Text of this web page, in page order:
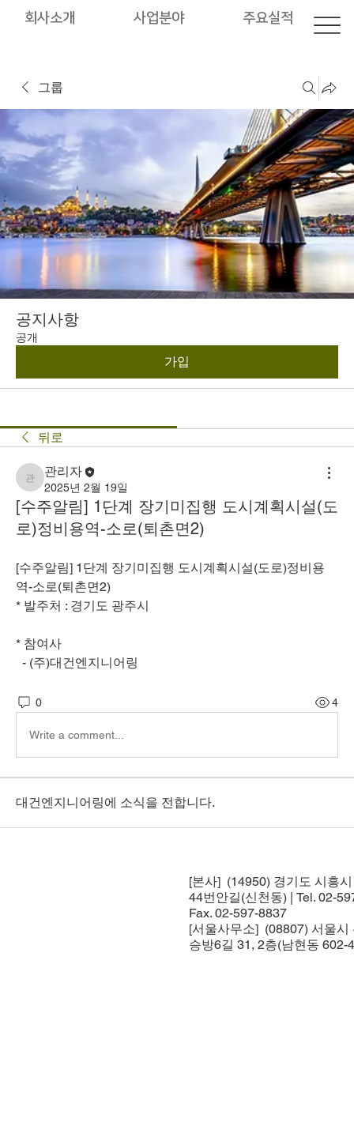
회사소개 사업분야 주요실적
그룹
공지사항
공개
가입
뒤로
관리자
관리자
2025년 2월 19일
[수주알림] 1단계 장기미집행 도시계획시설(도
로)정비용역-소로(퇴촌면2)
[수주알림] 1단계 장기미집행 도시계획시설(도로)정비용
역-소로(퇴촌면2)
* 발주처 : 경기도 광주시
* 참여사
- (주)대건엔지니어링
0 4
Write a comment...
대건엔지니어링에 소식을 전합니다.
[본사] (14950) 경기도 시흥
44번안길(신천동) | Tel. 02-
Fax. 02-597-8837
[서울사무소] (08807) 서울시
승방6길 31, 2층(남현동 602-